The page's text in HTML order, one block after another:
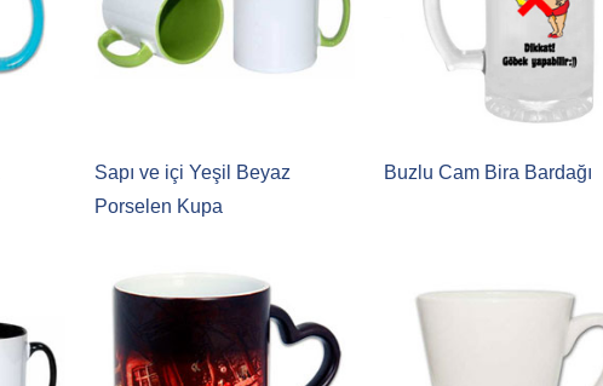
Sapı ve içi Yeşil Beyaz
Porselen Kupa
Buzlu Cam Bira Bardağı